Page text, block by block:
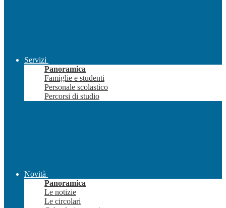
Servizi
Panoramica
Famiglie e studenti
Personale scolastico
Percorsi di studio
Novità
Panoramica
Le notizie
Le circolari